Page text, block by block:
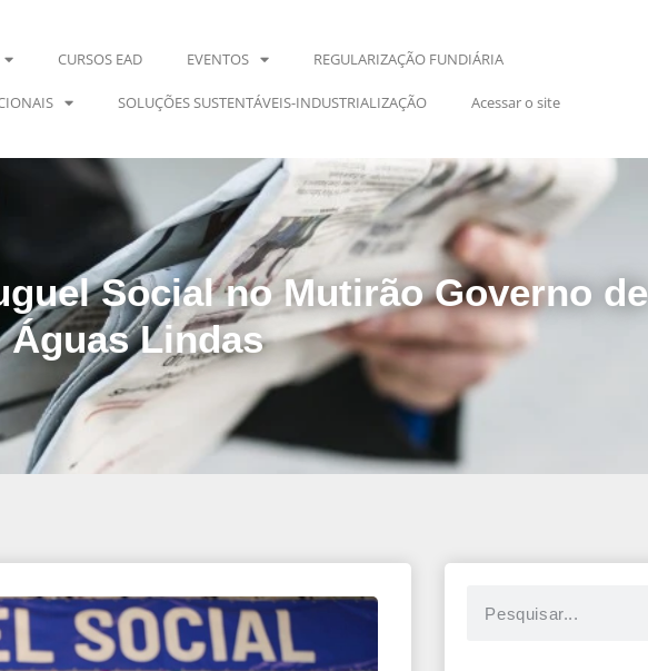
CURSOS EAD EVENTOS REGULARIZAÇÃO FUNDIÁRIA
SOLUÇÕES SUSTENTÁVEIS-INDUSTRIALIZAÇÃO Acessar o site
Social no Mutirão Governo de
Águas Lindas